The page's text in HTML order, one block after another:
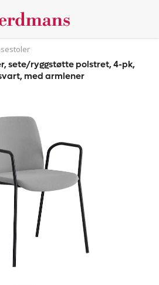
sete/ryggstøtte polstret, 4-pk,
med armlener